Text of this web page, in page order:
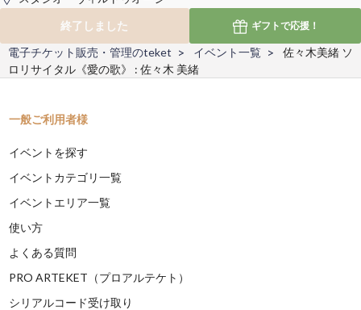
終了しました
ギフトで応援！
電子チケット販売・管理のteket イベント一覧
佐々木美緒 ソ
ロリサイタル《愛の歌》 : 佐々木 美緒
一般ご利用者様
イベントを探す
イベントカテゴリ一覧
イベントエリア一覧
使い方
よくある質問
PRO ARTEKET（プロアルテケト）
シリアルコード受け取り